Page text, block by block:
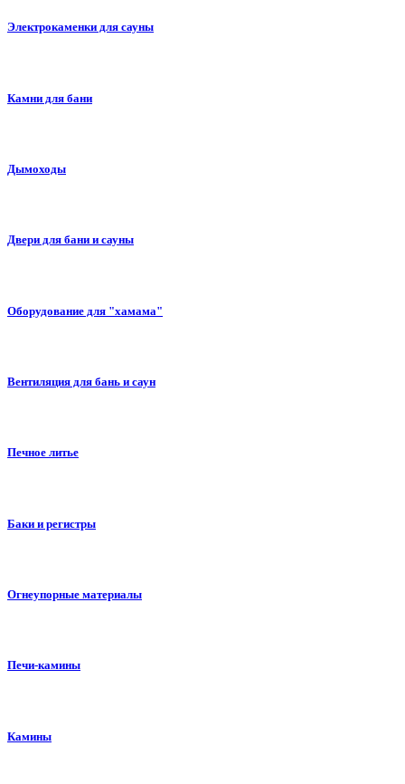
Электрокаменки для сауны
Камни для бани
Дымоходы
Двери для бани и сауны
Оборудование для "хамама"
Вентиляция для бань и саун
Печное литье
Баки и регистры
Огнеупорные материалы
Печи-камины
Камины